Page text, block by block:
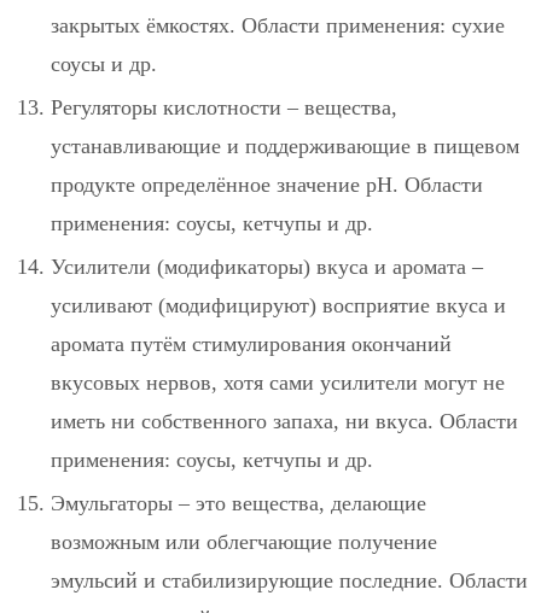
закрытых ёмкостях. Области применения: сухие
соусы и др.
Регуляторы кислотности – вещества,
устанавливающие и поддерживающие в пищевом
продукте определённое значение рН. Области
применения: соусы, кетчупы и др.
Усилители (модификаторы) вкуса и аромата –
усиливают (модифицируют) восприятие вкуса и
аромата путём стимулирования окончаний
вкусовых нервов, хотя сами усилители могут не
иметь ни собственного запаха, ни вкуса. Области
применения: соусы, кетчупы и др.
Эмульгаторы – это вещества, делающие
возможным или облегчающие получение
эмульсий и стабилизирующие последние. Области